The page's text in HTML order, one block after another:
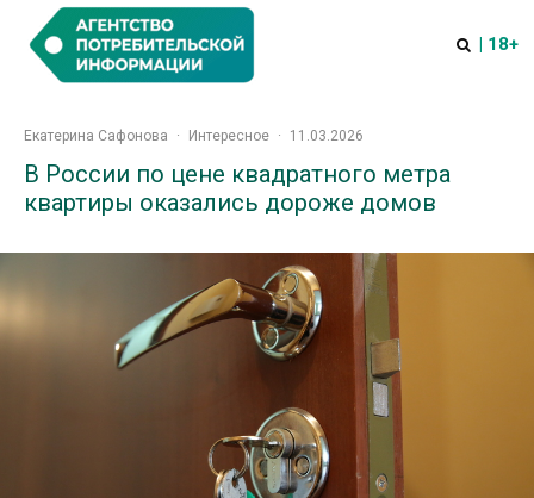
| 18+
Екатерина Сафонова · Интересное · 11.03.2026
В России по цене квадратного метра
квартиры оказались дороже домов